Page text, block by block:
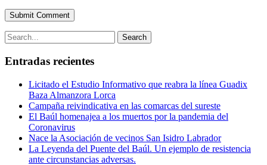
Submit Comment
Search
Entradas recientes
Licitado el Estudio Informativo que reabra la línea Guadix
Baza Almanzora Lorca
Campaña reivindicativa en las comarcas del sureste
El Baúl homenajea a los muertos por la pandemia del
Coronavirus
Nace la Asociación de vecinos San Isidro Labrador
La Leyenda del Puente del Baúl. Un ejemplo de resistencia
ante circunstancias adversas.